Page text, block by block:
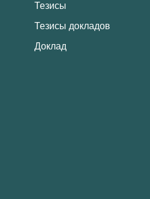
Тезисы
Тезисы докладов
Доклад